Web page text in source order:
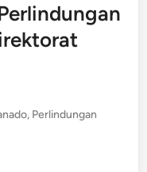
, Perlindungan